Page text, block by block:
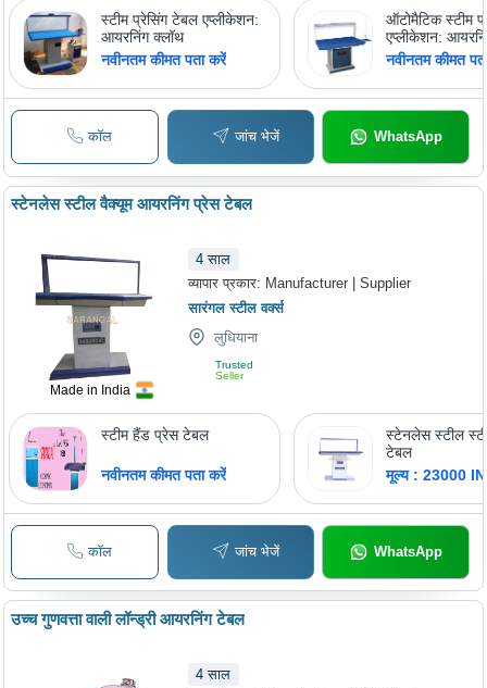
स्टीम प्रेसिंग टेबल एप्लीकेशन:
आयरनिंग क्लॉथ
नवीनतम कीमत पता करें
ऑटोमैटिक स्टीम
एप्लीकेशन:
नवीनतम कीमत
कॉल जांच भेजें WhatsApp
Made in India
स्टेनलेस स्टील वैक्यूम आयरनिंग प्रेस टेबल
4 साल
व्यापार प्रकार: Manufacturer | Supplier
सारंगल स्टील वर्क्स
लुधियाना
Trusted
Seller
स्टीम हैंड प्रेस टेबल
नवीनतम कीमत पता करें
स्टेनलेस स्टील
टेबल
मूल्य : 23000
कॉल जांच भेजें WhatsApp
उच्च गुणवत्ता वाली लॉन्ड्री आयरनिंग टेबल
4 साल